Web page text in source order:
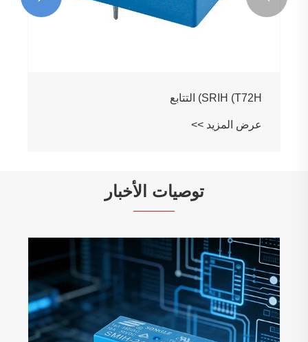
SRIH (T72H) التتابع
عرض المزيد >>
توصيات الأخبار